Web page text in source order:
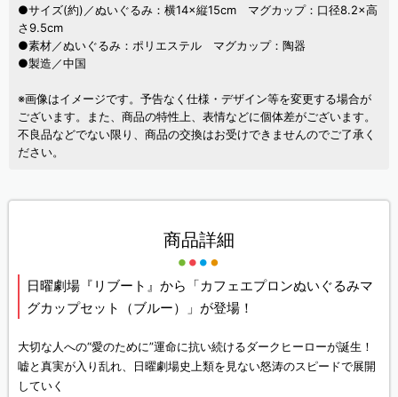
●サイズ(約)／ぬいぐるみ：横14×縦15cm マグカップ：口径8.2×高
さ9.5cm
●素材／ぬいぐるみ：ポリエステル マグカップ：陶器
●製造／中国
※画像はイメージです。予告なく仕様・デザイン等を変更する場合が
ございます。また、商品の特性上、表情などに個体差がございます。
不良品などでない限り、商品の交換はお受けできませんのでご了承く
ださい。
商品詳細
日曜劇場『リブート』から「カフェエプロンぬいぐるみマ
グカップセット（ブルー）」が登場！
大切な人への“愛のために”運命に抗い続けるダークヒーローが誕生！
嘘と真実が入り乱れ、日曜劇場史上類を見ない怒涛のスピードで展開
していく